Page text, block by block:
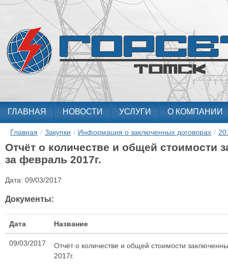
ГЛАВНАЯ НОВОСТИ УСЛУГИ О КОМПАНИИ
Главная / Закупки / Информация о заключенных договорах /
Отчёт о количестве и общей стоимости
за февраль 2017г.
Дата: 09/03/2017
Документы:
Дата Название
09/03/2017
Отчёт о количестве и общей стоимости
2017г.